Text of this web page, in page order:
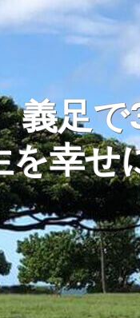
義足
を幸せ